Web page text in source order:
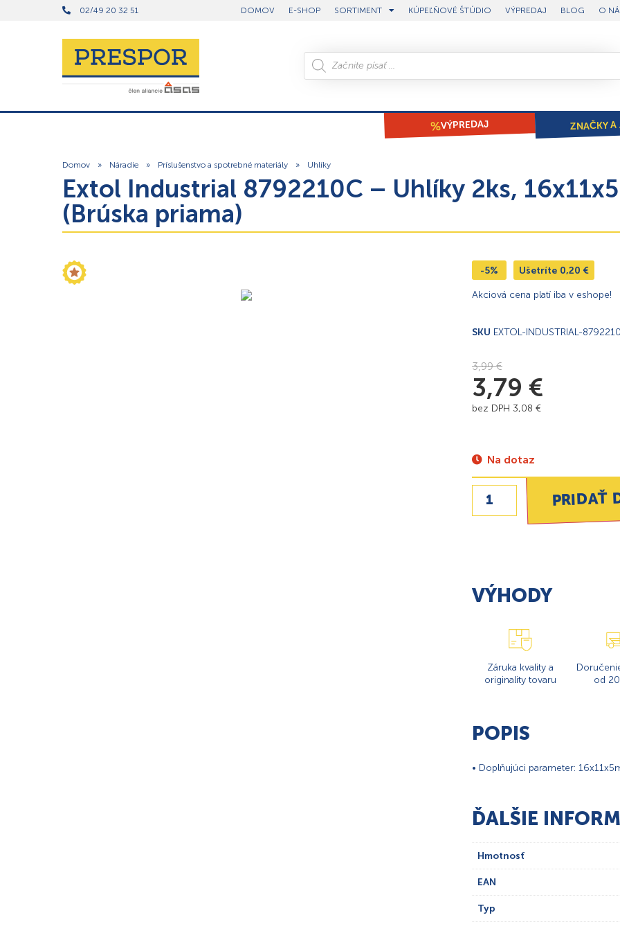
02/49 20 32 51 DOMOV E-SHOP SORTIMENT KÚPEĽŇOVÉ ŠTÚDIO VÝPREDAJ BLOG O
VÝPREDAJ ZNAČKY A
Domov » Náradie » Príslušenstvo a spotrebné materiály » Uhlíky
Extol Industrial 8792210C – Uhlíky 2ks,
(Brúska priama)
-5% Ušetríte 0,20 €
Akciová cena platí iba v eshope!
SKU EXTOL-INDUSTRIAL-
3,99€
3,79 €
bez DPH 3,08 €
Na dotaz
PRIDAŤ
VÝHODY
Záruka kvality a
originality tovaru
od
POPIS
• Doplňujúci parameter:
ĎALŠIE
Hmotnosť
EAN
Typ